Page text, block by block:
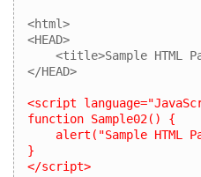
<html>
<HEAD>
<title>Sample HTML
</HEAD>
<script
function Sample02() {
alert("Sample HTML
}
</script>